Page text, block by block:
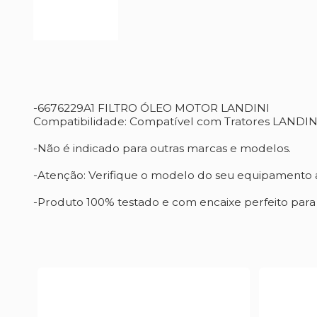
-6676229A1 FILTRO ÓLEO MOTOR LANDINI
Compatibilidade: Compatível com Tratores LANDINI
-Não é indicado para outras marcas e modelos.
-Atenção: Verifique o modelo do seu
-Produto 100% testado e com encaixe perfeito